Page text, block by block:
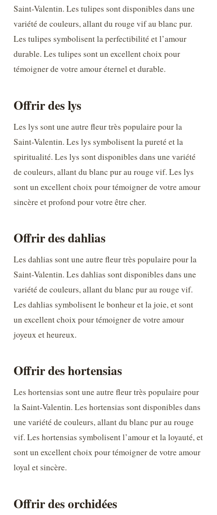
Saint-Valentin. Les tulipes sont disponibles dans une
variété de couleurs, allant du rouge vif au blanc pur.
Les tulipes symbolisent la perfectibilité et l’amour
durable. Les tulipes sont un excellent choix pour
témoigner de votre amour éternel et durable.
Offrir des lys
Les lys sont une autre fleur très populaire pour la
Saint-Valentin. Les lys symbolisent la pureté et la
spiritualité. Les lys sont disponibles dans une variété
de couleurs, allant du blanc pur au rouge vif. Les lys
sont un excellent choix pour témoigner de votre amour
sincère et profond pour votre être cher.
Offrir des dahlias
Les dahlias sont une autre fleur très populaire pour la
Saint-Valentin. Les dahlias sont disponibles dans une
variété de couleurs, allant du blanc pur au rouge vif.
Les dahlias symbolisent le bonheur et la joie, et sont
un excellent choix pour témoigner de votre amour
joyeux et heureux.
Offrir des hortensias
Les hortensias sont une autre fleur très populaire pour
la Saint-Valentin. Les hortensias sont disponibles dans
une variété de couleurs, allant du blanc pur au rouge
vif. Les hortensias symbolisent l’amour et la loyauté, et
sont un excellent choix pour témoigner de votre amour
loyal et sincère.
Offrir des orchidées